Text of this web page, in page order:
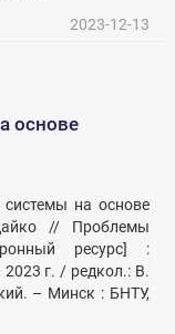
2023-12-13
основе
на основе
// Проблемы
ресурс] :
г. / редкол.: В.
– Минск : БНТУ,